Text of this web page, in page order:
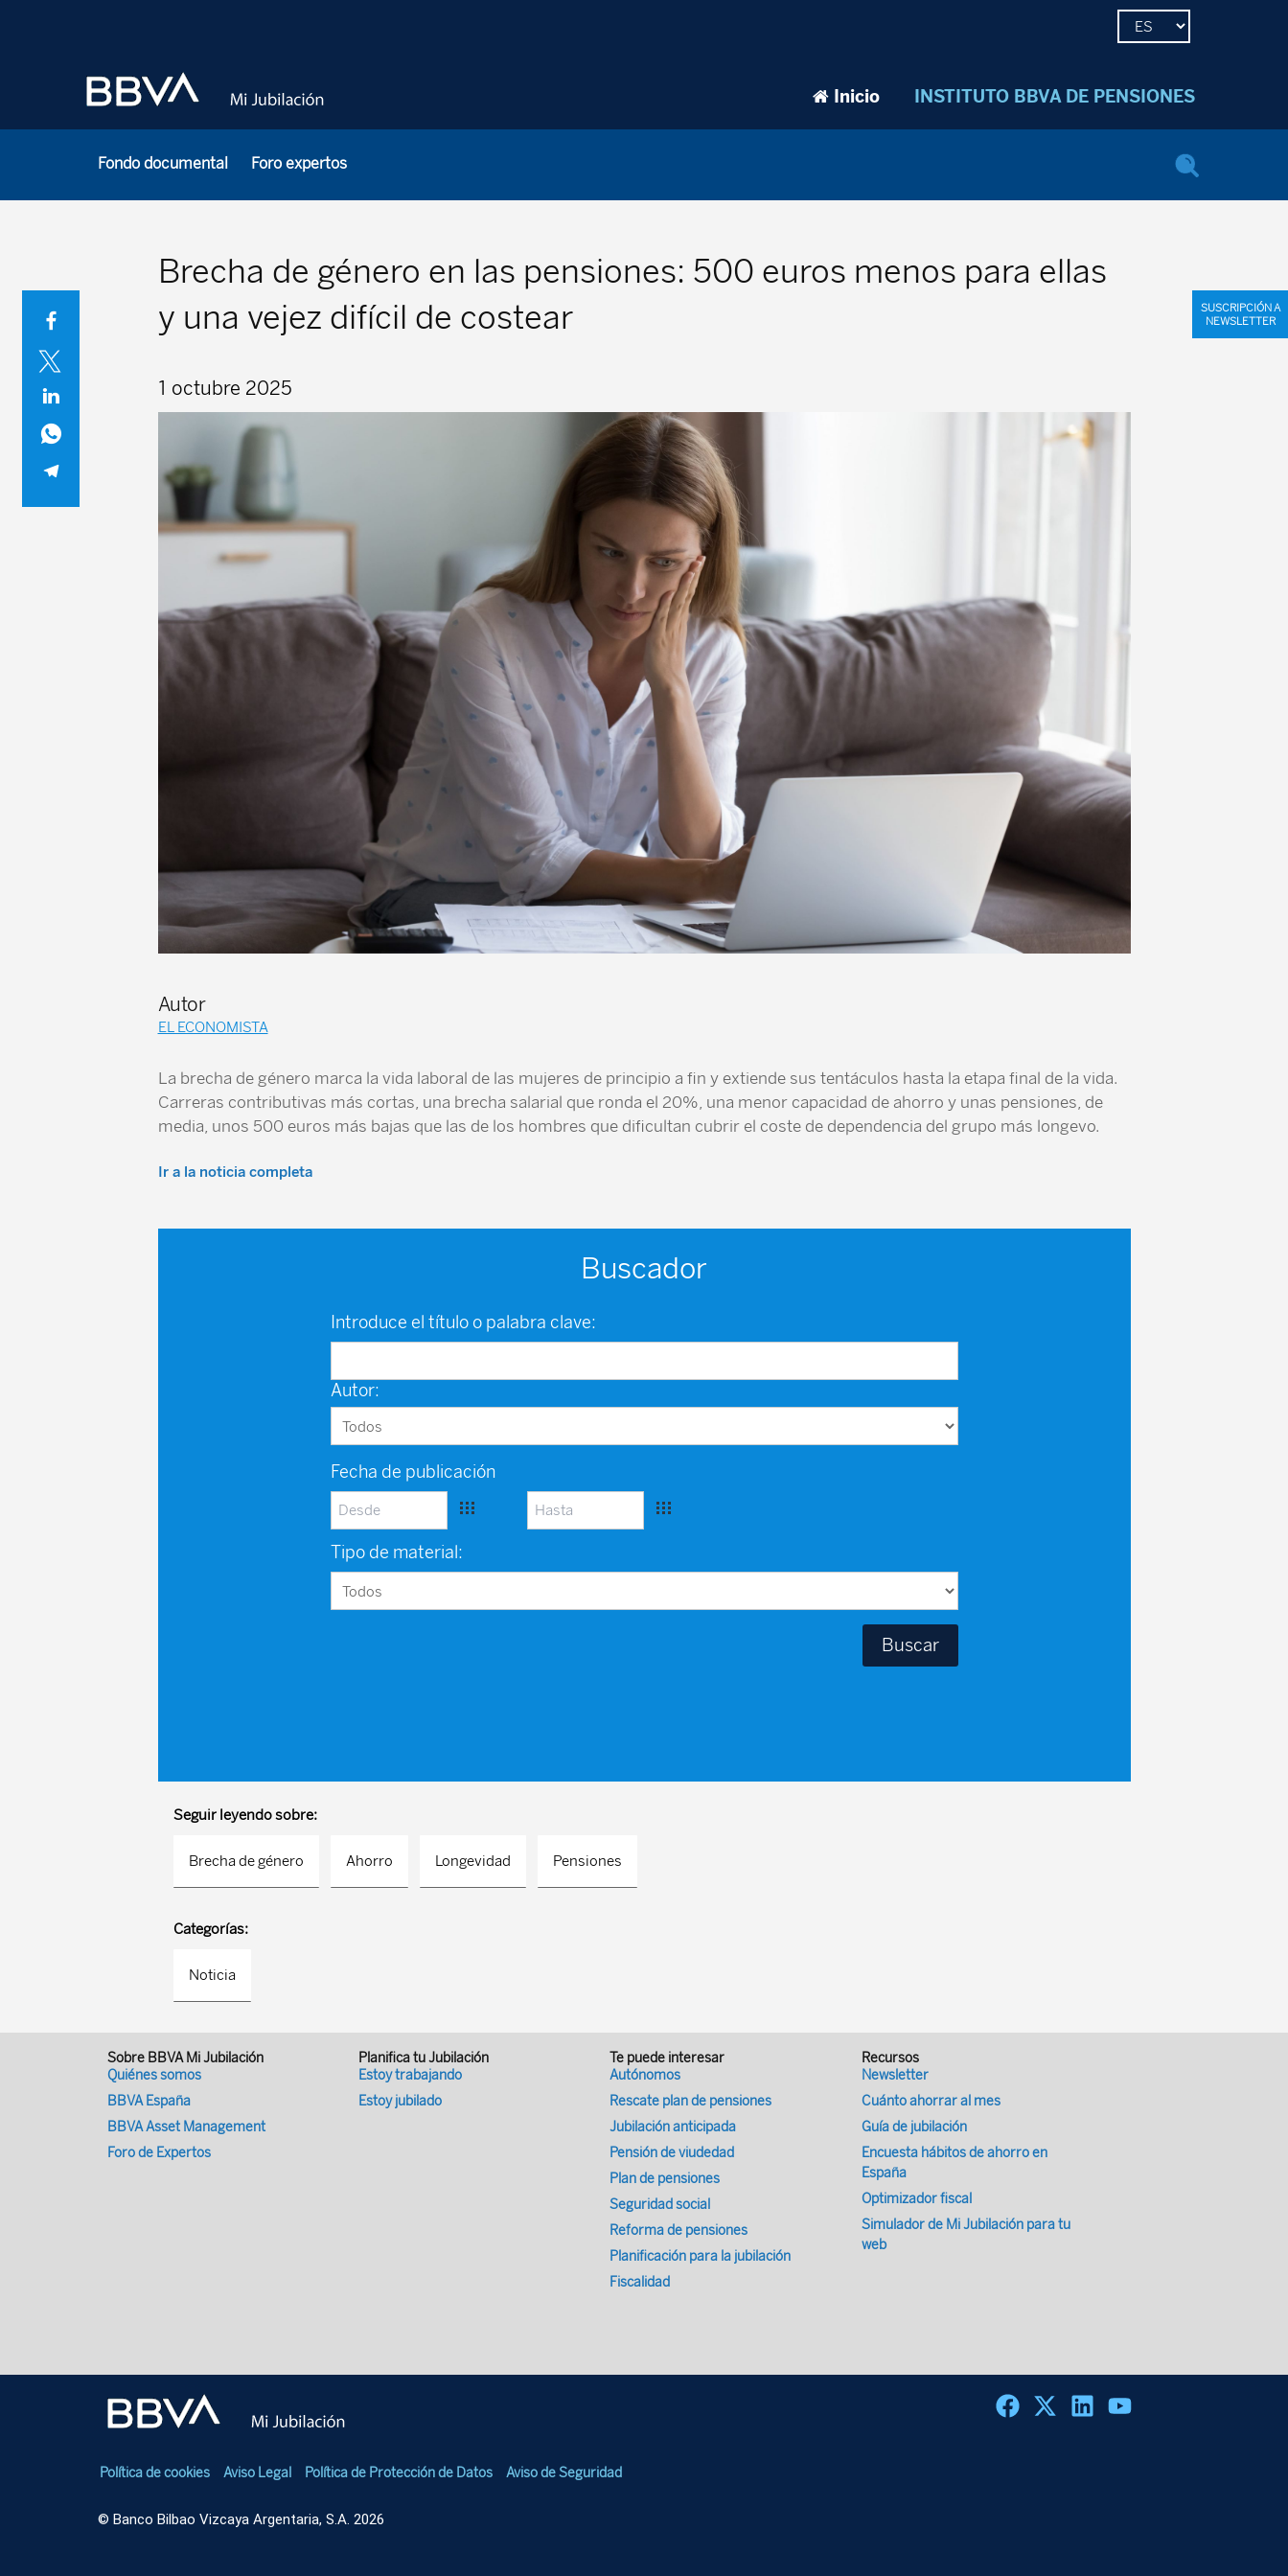
Inicio INSTITUTO BBVA DE PENSIONES
Fondo documental Foro expertos
Brecha de género en las pensiones: 500 euros menos para ellas
y una vejez difícil de costear
1 octubre 2025
Autor
EL ECONOMISTA
La brecha de género marca la vida laboral de las mujeres de principio a fin y extiende sus tentáculos hasta la etapa final de la vida.
Carreras contributivas más cortas, una brecha salarial que ronda el 20%, una menor capacidad de ahorro y unas pensiones, de
media, unos 500 euros más bajas que las de los hombres que dificultan cubrir el coste de dependencia del grupo más longevo.
Ir a la noticia completa
Buscador
Introduce el título o palabra clave:
Autor:
Fecha de publicación
Tipo de material:
Seguir leyendo sobre:
Brecha de género Ahorro Longevidad Pensiones
Categorías:
Noticia
SUSCRIPCIÓN A
NEWSLETTER
Sobre BBVA Mi Jubilación
Quiénes somos
BBVA España
BBVA Asset Management
Foro de Expertos
Planifica tu Jubilación
Estoy trabajando
Estoy jubilado
Te puede interesar
Autónomos
Rescate plan de pensiones
Jubilación anticipada
Pensión de viudedad
Plan de pensiones
Seguridad social
Reforma de pensiones
Planificación para la jubilación
Fiscalidad
Recursos
Newsletter
Cuánto ahorrar al mes
Guía de jubilación
Encuesta hábitos de ahorro en
España
Optimizador fiscal
Simulador de Mi Jubilación para tu
web
Política de cookies Aviso Legal Política de Protección de Datos Aviso de Seguridad
© Banco Bilbao Vizcaya Argentaria, S.A. 2026